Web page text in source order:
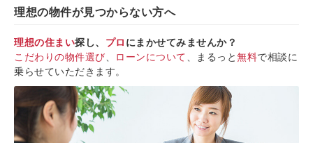
理想の物件が見つからない方へ
理想の住まい探し、 プロ にまかせてみませんか？
こだわりの物件選び
ローンについて 、まるっと無料で相談に
乗らせていただきます。